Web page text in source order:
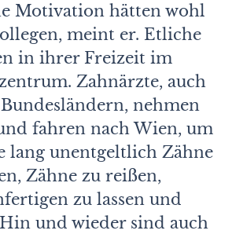
Motivation hätten wohl
meint er. Etliche
in ihrer Freizeit im
Zahnärzte, auch
nehmen
fahren nach Wien, um
lang unentgeltlich Zähne
Zähne zu reißen,
zu lassen und
Hin und wieder sind auch